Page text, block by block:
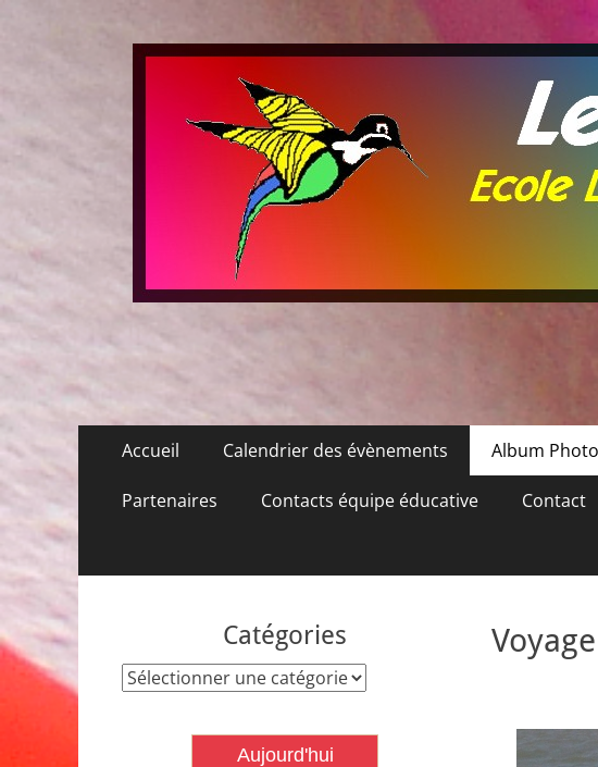
Les P'tits Colibris
Menu
contenu
Accueil Calendrier des évènements Album
Partenaires Contacts équipe éducative Contact
Catégories
Catégories
Aujourd'hui